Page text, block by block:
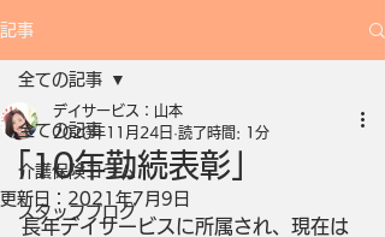
記事
全ての記事
介護保険コラム
スタッフブログ
全ての記事
「10年勤続表彰」
デイサービス：山本
2020年11月24日 読了時間: 1分
更新日： 2021年7月9日
長年デイサービスに所属され、現在は